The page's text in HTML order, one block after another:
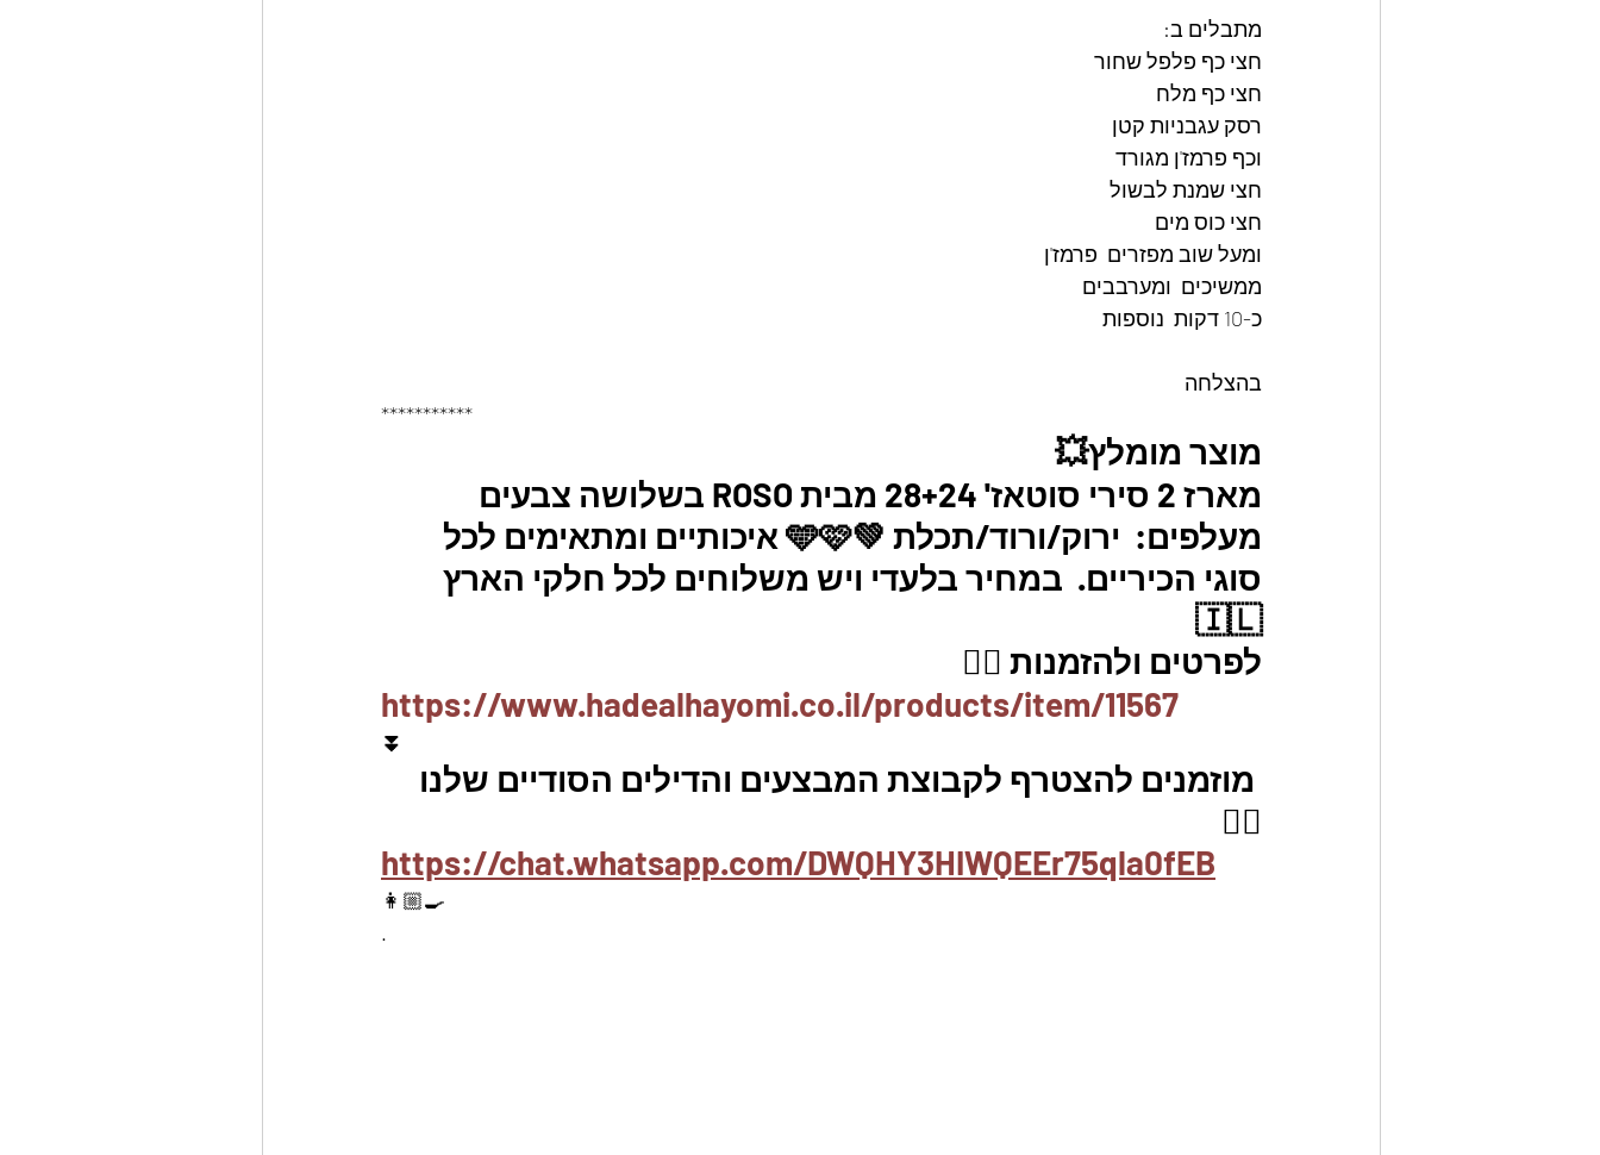
מתבלים ב:
חצי כף פלפל שחור
חצי כף מלח
רסק עגבניות קטן
וכף פרמז'ן מגורד
חצי שמנת לבשול
חצי כוס מים
ומעל שוב מפזרים  פרמז'ן
ממשיכים  ומערבבים
כ-10 דקות  נוספות
בהצלחה
***********
מוצר מומלץ💥
מארז 2 סירי סוטאז' 28+24 מבית ROSO בשלושה צבעים
מעלפים:  ירוק/ורוד/תכלת 💚🩵🩷 איכותיים ומתאימים לכל
סוגי הכיריים.  במחיר בלעדי ויש משלוחים לכל חלקי הארץ
🇮🇱
לפרטים ולהזמנות 👇🏼
https://www.hadealhayomi.co.il/products/item/11567
⏬
מוזמנים להצטרף לקבוצת המבצעים והדילים הסודיים שלנו
👇🏼
https://chat.whatsapp.com/DWQHY3HIWQEEr75qla0fEB
👩🏼‍🍳
.